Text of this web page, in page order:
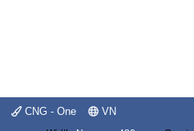
CNG - One VN